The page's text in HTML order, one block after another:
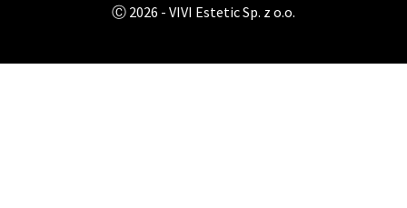
Ⓒ 2026 - VIVI Estetic Sp. z o.o.